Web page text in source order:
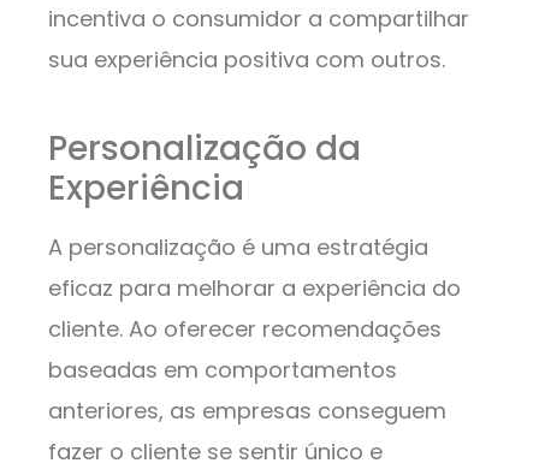
incentiva o consumidor a compartilhar
sua experiência positiva com outros.
Personalização da
Experiência
A personalização é uma estratégia
eficaz para melhorar a experiência do
cliente. Ao oferecer recomendações
baseadas em comportamentos
anteriores, as empresas conseguem
fazer o cliente se sentir único e